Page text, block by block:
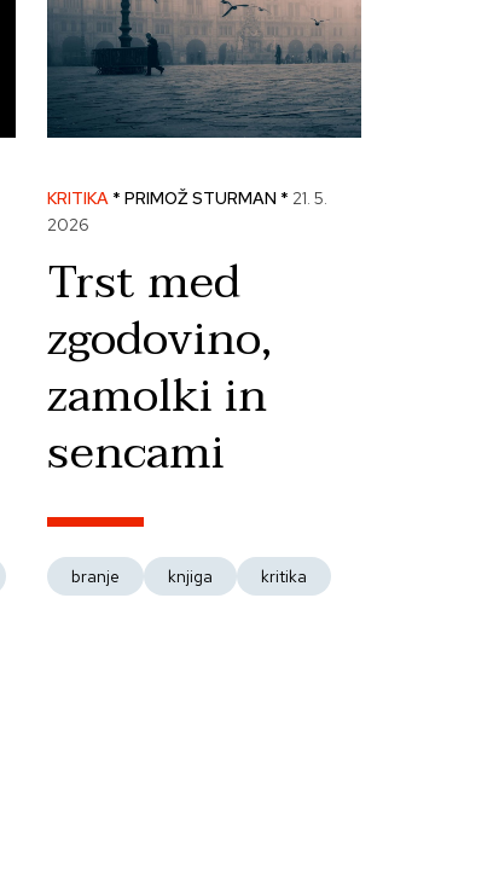
KRITIKA * PRIMOŽ STURMAN * 21. 5.
2026
Trst med
zgodovino,
zamolki in
sencami
branje knjiga kritika